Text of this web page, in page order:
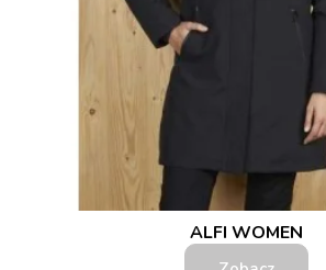
ALFI WOMEN